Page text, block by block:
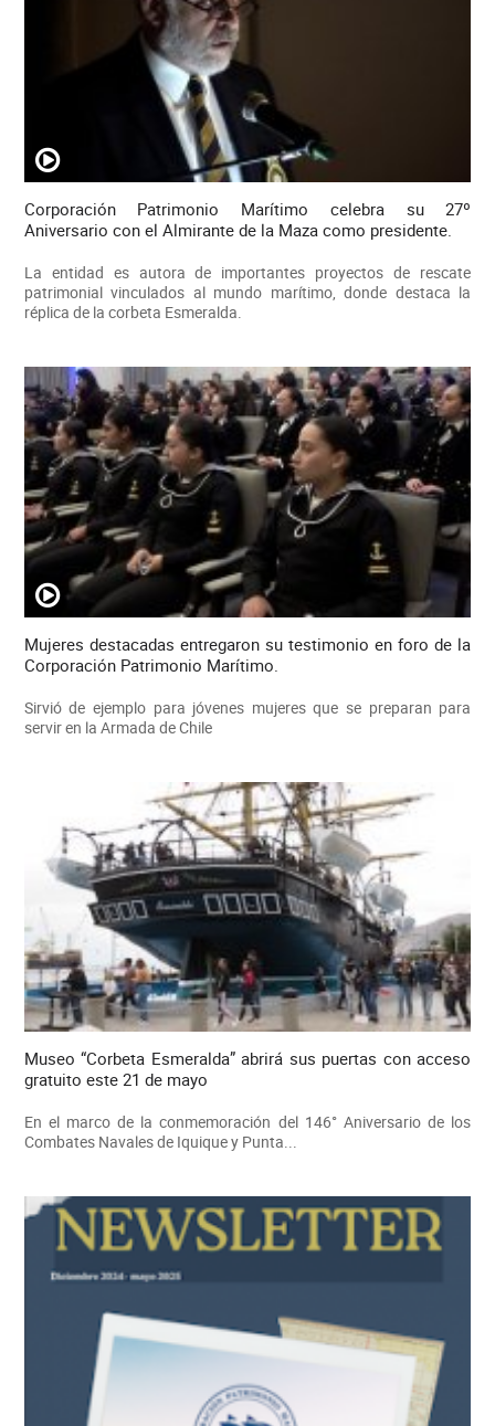
Corporación Patrimonio Marítimo celebra su 27º
Aniversario con el Almirante de la Maza como presidente.
La entidad es autora de importantes proyectos de rescate
patrimonial vinculados al mundo marítimo, donde destaca la
réplica de la corbeta Esmeralda.
Mujeres destacadas entregaron su testimonio en foro de la
Corporación Patrimonio Marítimo.
Sirvió de ejemplo para jóvenes mujeres que se preparan para
servir en la Armada de Chile
Museo “Corbeta Esmeralda” abrirá sus puertas con acceso
gratuito este 21 de mayo
En el marco de la conmemoración del 146° Aniversario de los
Combates Navales de Iquique y Punta...